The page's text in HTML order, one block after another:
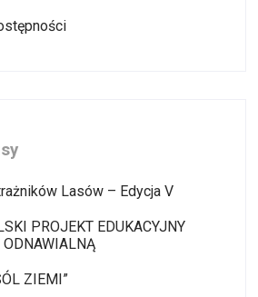
Lasów – Edycja V
PROJEKT EDUKACYJNY
ODNAWIALNĄ
ZIEMI”